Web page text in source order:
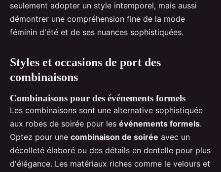
seulement adopter un style intemporel, mais aussi
démontrer une compréhension fine de la mode
féminin d'été et de ses nuances sophistiquées.
Styles et occasions de port des
combinaisons
Combinaisons pour des événements formels
Les combinaisons sont une alternative sophistiquée
aux robes de soirée pour les événements formels.
Optez pour une combinaison de soirée avec un
décolleté élaboré ou des détails en dentelle pour plus
d'élégance. Les matériaux riches comme le velours et